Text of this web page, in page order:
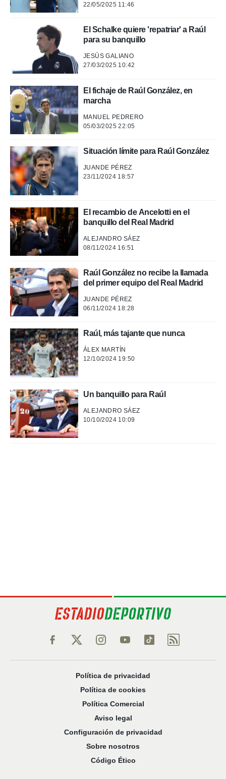
22/05/2025 11:46
El Schalke quiere 'repatriar' a Raúl
para su banquillo
JESÚS GALIANO
27/03/2025 10:42
El fichaje de Raúl González, en
marcha
MANUEL PEDRERO
05/03/2025 22:05
Situación límite para Raúl González
JUANDE PÉREZ
23/11/2024 18:57
El recambio de Ancelotti en el
banquillo del Real Madrid
ALEJANDRO SÁEZ
08/11/2024 16:51
Raúl González no recibe la llamada
del primer equipo del Real Madrid
JUANDE PÉREZ
06/11/2024 18:28
Raúl, más tajante que nunca
ÁLEX MARTÍN
12/10/2024 19:50
Un banquillo para Raúl
ALEJANDRO SÁEZ
10/10/2024 10:09
Política de privacidad
Política de cookies
Política Comercial
Aviso legal
Configuración de privacidad
Sobre nosotros
Código Ético